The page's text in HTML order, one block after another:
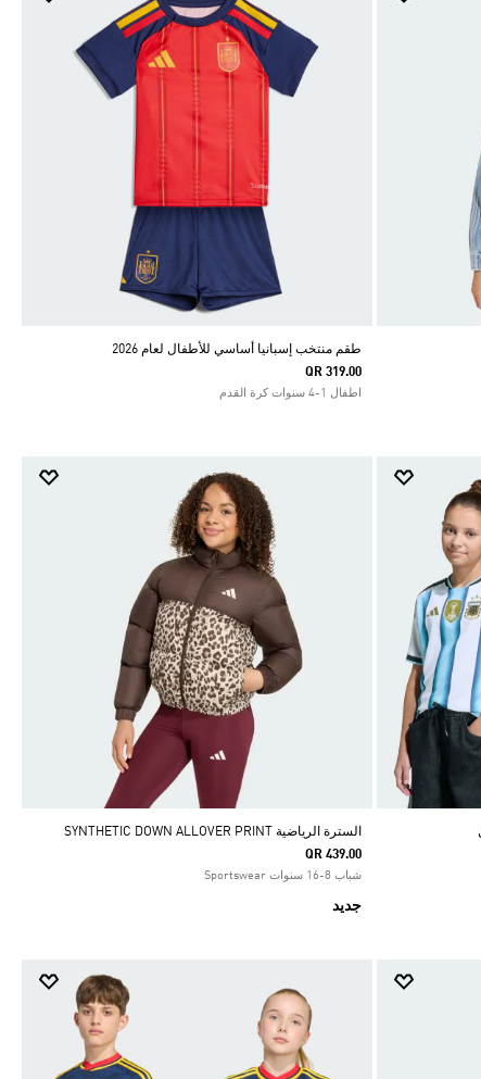
طقم منتخب إسبانيا أساسي للأطفال لعام 2026
QR 319.00
اطفال 1-4 سنوات كرة القدم
السترة الرياضية SYNTHETIC DOWN ALLOVER PRINT
QR 439.00
شباب 8-16 سنوات Sportswear
جديد